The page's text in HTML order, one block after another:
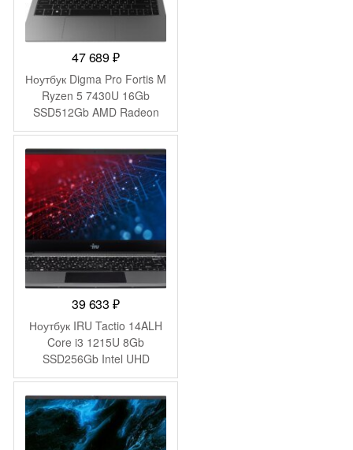
47 689₽
Ноутбук Digma Pro Fortis M
Ryzen 5 7430U 16Gb
SSD512Gb AMD Radeon
Graphics 14.1″ IPS FHD
(1920×1080) Windows 11
Pro grey WiFi BT Cam
4250mAh (DN14R5-
ADXW01)
39 633₽
Ноутбук IRU Tactio 14ALH
Core i3 1215U 8Gb
SSD256Gb Intel UHD
Graphics 14″ IPS FHD
(1920×1080) Windows 11
Pro Multi Language 64 grey
WiFi BT Cam 4000mAh
(2059058)